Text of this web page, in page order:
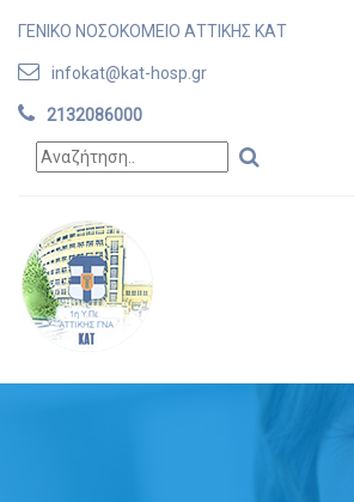
ΓΕΝΙΚΟ ΝΟΣΟΚΟΜΕΙΟ ΑΤΤΙΚΗΣ ΚΑΤ
infokat@kat-hosp.gr
2132086000